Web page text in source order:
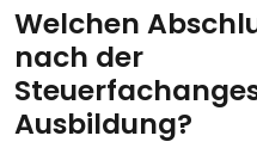
Welchen
nach der
Ausbildung?